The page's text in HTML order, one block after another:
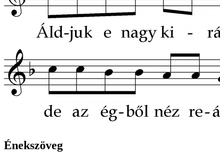
Énekszöveg